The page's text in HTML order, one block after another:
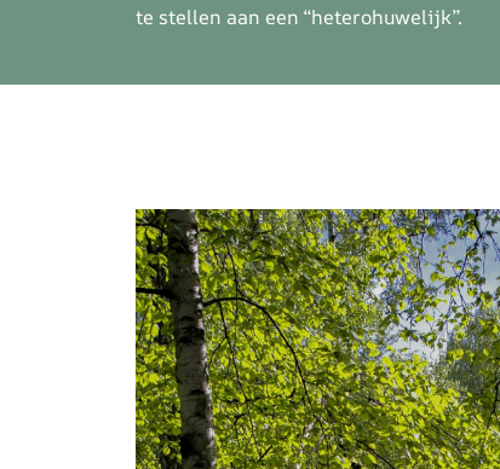
te stellen aan een “heterohuwelijk”.